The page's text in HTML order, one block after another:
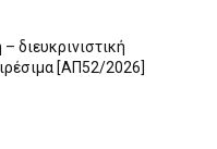
διευκρινιστική
[ΑΠ52/2026]